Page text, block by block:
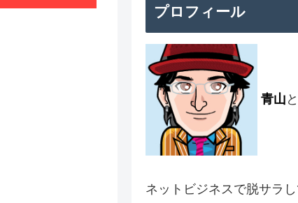
プロフィール
青山
ネットビジネスで脱サラし